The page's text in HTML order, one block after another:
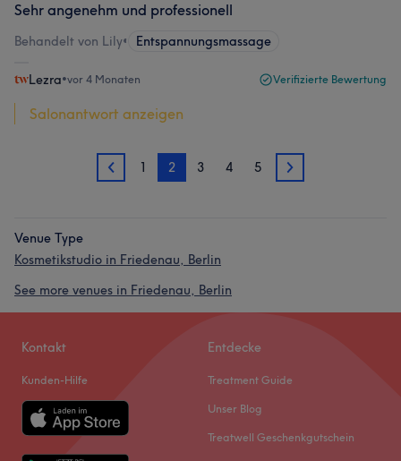
Sehr angenehm und professionell
Behandelt von Lily• Entspannungsmassage
Lezra•vor 4 Monaten Verifizierte Bewertung
Salonantwort anzeigen
1 1 2 3 4 5 3
Venue Type
Kosmetikstudio in Friedenau, Berlin
See more venues in Friedenau, Berlin
Kontakt
Kunden-Hilfe
Entdecke
Treatment Guide
Unser Blog
Treatwell Geschenkgutschein